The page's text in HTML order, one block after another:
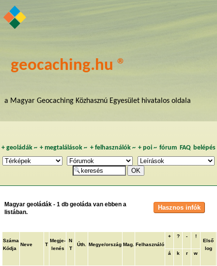
geocaching.hu ®
a Magyar Geocaching Közhasznú Egyesület hivatalos oldala
+ geoládák~ +megtalálások ~ + felhasználók~ + poi~ fórum FAQ belépés
Magyar geoládák - 1 db geoláda van ebben a
listában.
Száma
Kódja
Neve T
Megje-
lenés
N
T
Úth. Megye/ország Mag. Felhasználó
+ ? -
!
Első
log
á
k r w